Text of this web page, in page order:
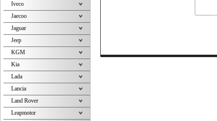
Iveco
Jaecoo
Jaguar
Jeep
KGM
Kia
Lada
Lancia
Land Rover
Leapmotor